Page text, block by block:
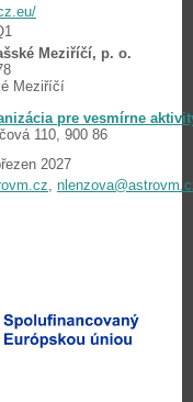
Meziříčí, p. o.
Meziříčí
pre vesmírne
110, 900 86
2027
,